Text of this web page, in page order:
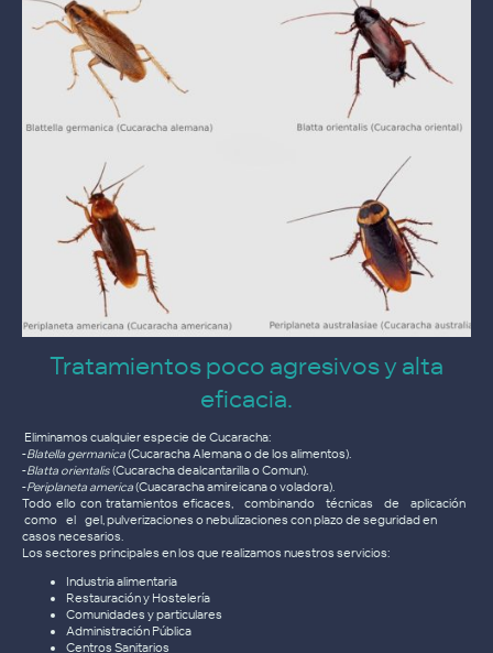
Tratamientos poco agresivos y alta
eficacia.
Eliminamos cualquier especie de Cucaracha:
-Blatella germanica(Cucaracha Alemana o de los alimentos).
-Blatta orientalis(Cucaracha dealcantarilla o Comun).
-Periplaneta america(Cuacaracha amireicana o voladora).
Todo ello con tratamientos eficaces, combinando técnicas de aplicación
como el gel, pulverizaciones o nebulizaciones con plazo de seguridad en
casos necesarios.
Los sectores principales en los que realizamos nuestros servicios:
Industria alimentaria
Restauración y Hostelería
Comunidades y particulares
Administración Pública
Centros Sanitarios